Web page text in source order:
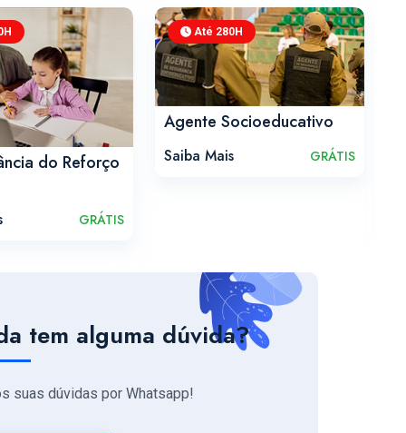
do Reforço
GRÁTIS
Até 280H
Agente Socioeducativo
Saiba Mais GRÁTIS
tem alguma dúvida?
suas dúvidas por Whatsapp!